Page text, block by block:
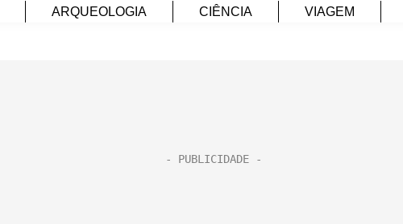
ARQUEOLOGIA CIÊNCIA VIAGEM